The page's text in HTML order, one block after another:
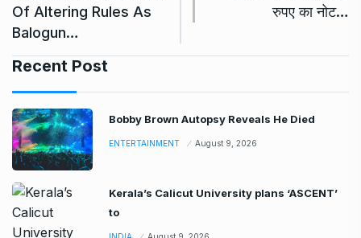
Of Altering Rules As
Balogun…
रुपए का नोट…
Recent Post
Bobby Brown Autopsy Reveals He Died
ENTERTAINMENT August 9, 2026
Kerala’s Calicut University plans ‘ASCENT’
to